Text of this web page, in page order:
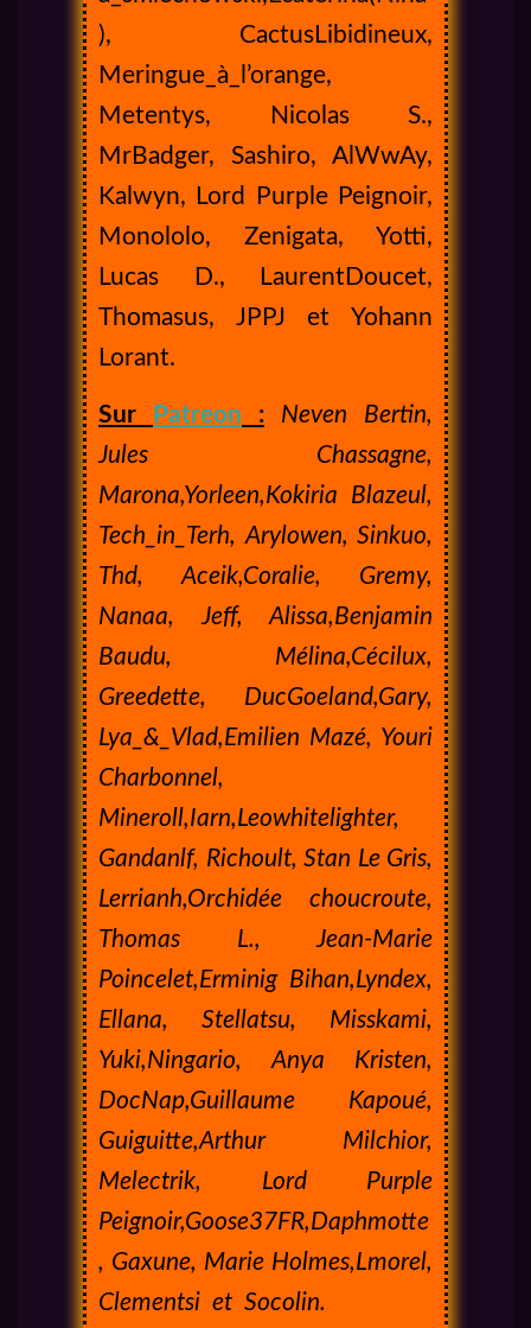
), CactusLibidineux,
Meringue_à_l’orange,
Metentys, Nicolas S.,
MrBadger, Sashiro, AlWwAy,
Kalwyn, Lord Purple Peignoir,
Monololo, Zenigata, Yotti,
Lucas D., LaurentDoucet,
Thomasus, JPPJ et Yohann
Lorant.
Sur Patreon :
Neven Bertin,
Jules Chassagne,
Marona,Yorleen,Kokiria Blazeul,
Tech_in_Terh, Arylowen, Sinkuo,
Thd, Aceik,Coralie, Gremy,
Nanaa, Jeff, Alissa,Benjamin
Baudu, Mélina,Cécilux,
Greedette, DucGoeland,Gary,
Lya_&_Vlad,Emilien Mazé, Youri
Charbonnel,
Mineroll,Iarn,Leowhitelighter,
Gandanlf, Richoult, Stan Le Gris,
Lerrianh,Orchidée choucroute,
Thomas L., Jean-Marie
Poincelet,Erminig Bihan,Lyndex,
Ellana, Stellatsu, Misskami,
Yuki,Ningario, Anya Kristen,
DocNap,Guillaume Kapoué,
Guiguitte,Arthur Milchior,
Melectrik, Lord Purple
Peignoir,Goose37FR,Daphmotte
, Gaxune, Marie Holmes,Lmorel,
Clementsi et Socolin.